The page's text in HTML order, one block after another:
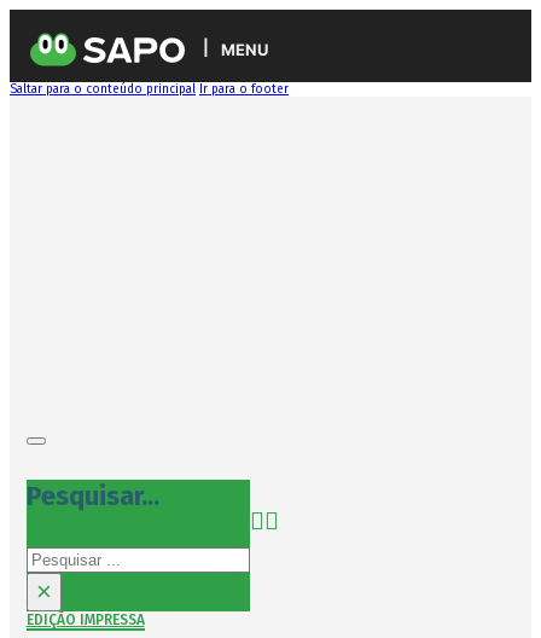
MENU
Saltar para o conteúdo principal Ir para o footer
Pesquisar...
Pesquisar
×
EDIÇÃO IMPRESSA